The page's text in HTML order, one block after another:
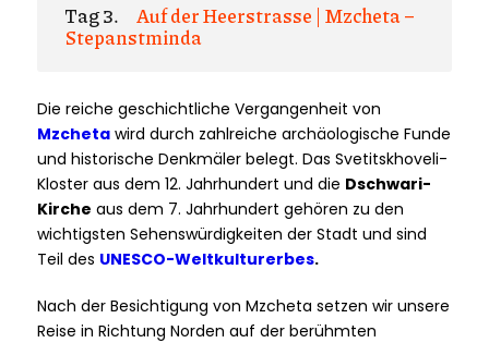
Tag 3.
Auf der Heerstrasse | Mzcheta –
Stepanstminda
Die reiche geschichtliche Vergangenheit von
Mzcheta wird durch zahlreiche archäologische Funde
und historische Denkmäler belegt. Das Svetitskhoveli-
Kloster aus dem 12. Jahrhundert und die Dschwari-
Kirche aus dem 7. Jahrhundert gehören zu den
wichtigsten Sehenswürdigkeiten der Stadt und sind
Teil des UNESCO-Weltkulturerbes.
Nach der Besichtigung von Mzcheta setzen wir unsere
Reise in Richtung Norden auf der berühmten